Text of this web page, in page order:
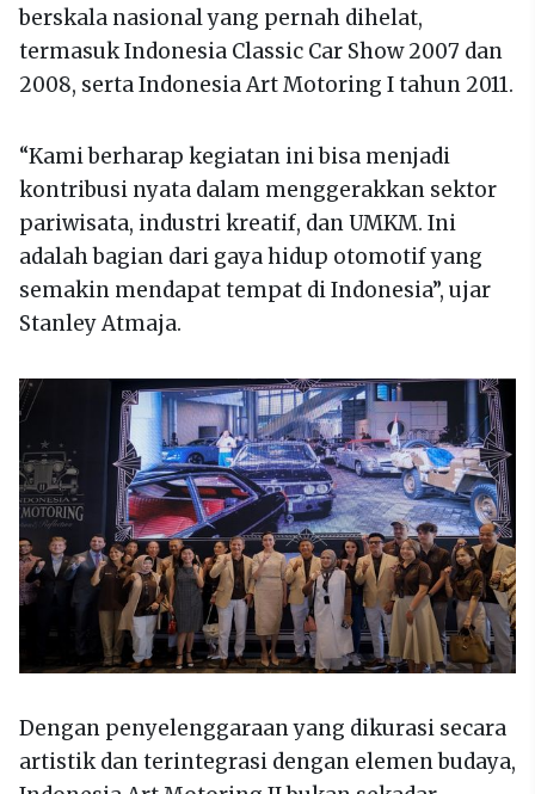
berskala nasional yang pernah dihelat,
termasuk Indonesia Classic Car Show 2007 dan
2008, serta Indonesia Art Motoring I tahun 2011.
“Kami berharap kegiatan ini bisa menjadi
kontribusi nyata dalam menggerakkan sektor
pariwisata, industri kreatif, dan UMKM. Ini
adalah bagian dari gaya hidup otomotif yang
semakin mendapat tempat di Indonesia”, ujar
Stanley Atmaja.
Dengan penyelenggaraan yang dikurasi secara
artistik dan terintegrasi dengan elemen budaya,